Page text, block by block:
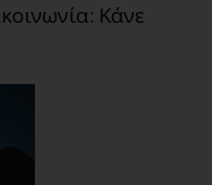
Κάνε